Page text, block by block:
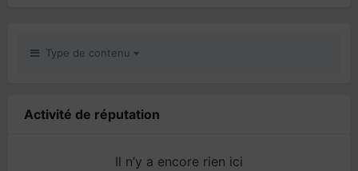
Type de contenu
Activité de réputation
Il n’y a encore rien ici